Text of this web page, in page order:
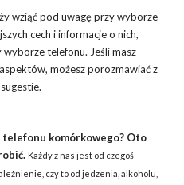
wziąć pod uwagę przy wyborze
cech i informacje o nich,
telefonu. Jeśli masz
możesz porozmawiać z
telefonu komórkowego? Oto
Każdy z nas jest od czegoś
czy to od jedzenia, alkoholu,